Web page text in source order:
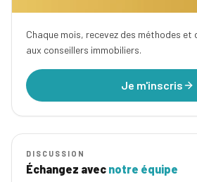
Chaque mois, recevez des méthodes et
aux conseillers immobiliers.
Je m'inscris
DISCUSSION
Échangez avec notre équipe